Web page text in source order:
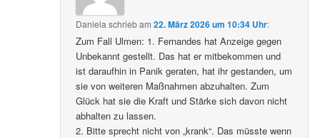
Daniela schriebam22. März 2026 um 10:34 Uhr:
Zum Fall Ulmen: 1. Fernandes hat Anzeige gegen
Unbekannt gestellt. Das hat er mitbekommen und
ist daraufhin in Panik geraten, hat ihr gestanden, um
sie von weiteren Maßnahmen abzuhalten. Zum
Glück hat sie die Kraft und Stärke sich davon nicht
abhalten zu lassen.
2. Bitte sprecht nicht von „krank“. Das müsste wenn